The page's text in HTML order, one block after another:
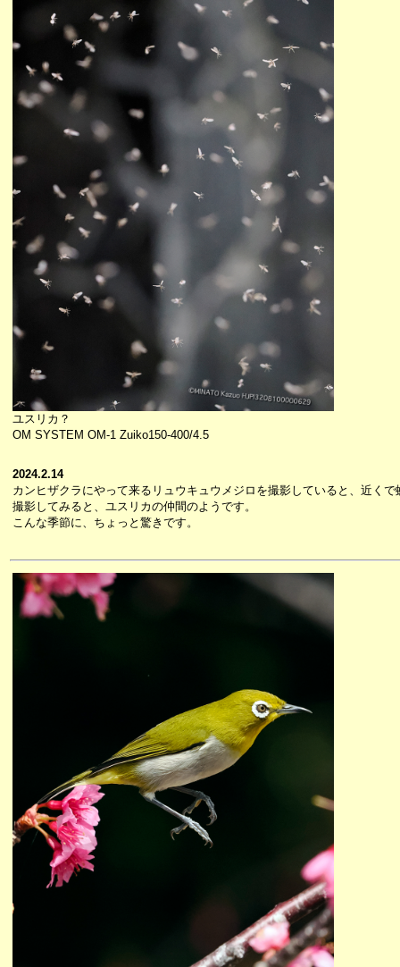
ユスリカ？
OM SYSTEM OM-1 Zuiko150-400/4.5
2024.2.14
カンヒザクラにやって来るリュウキュウメジロを撮影していると、近く
撮影してみると、ユスリカの仲間のようです。
こんな季節に、ちょっと驚きです。